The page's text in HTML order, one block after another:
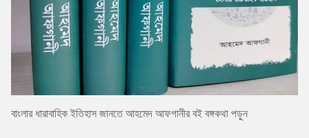
বাংলার ধারাবাহিক ইতিহাস জানতে আহমেদ আফগানীর বই বঙ্গকথা পড়ুন